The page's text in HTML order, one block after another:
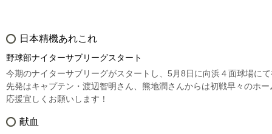
日本精機あれこれ
野球部ナイターサブリーグスタート
今期のナイターサブリーグがスタートし、5月8日に向浜４面球場に
先発はキャプテン・渡辺智明さん、熊地潤さんからは初戦早々のホ
応援宜しくお願いします！
献血